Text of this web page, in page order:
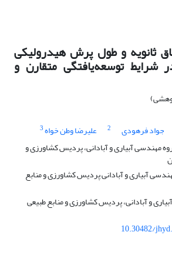
ثانویه و طول پرش هیدرولیکی
شرایط توسعه‌یافتگی متقارن و
جواد فرهودی 2 علیرضا وطن خواه3
مهندسی آبیاری و آبادانی، پردیس کشاورزی و
آبیاری و آبادانی پردیس کشاورزی و منابع
و آبادانی، پردیس کشاورزی و منابع طبیعی
10.30482/